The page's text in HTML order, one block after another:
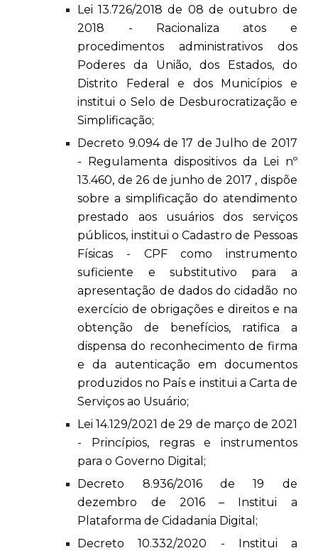
Lei 13.726/2018 de 08 de outubro de
2018 - Racionaliza atos e
procedimentos administrativos dos
Poderes da União, dos Estados, do
Distrito Federal e dos Municípios e
institui o Selo de Desburocratização e
Simplificação;
Decreto 9.094 de 17 de Julho de 2017
- Regulamenta dispositivos da Lei nº
13.460, de 26 de junho de 2017 , dispõe
sobre a simplificação do atendimento
prestado aos usuários dos serviços
públicos, institui o Cadastro de Pessoas
Físicas - CPF como instrumento
suficiente e substitutivo para a
apresentação de dados do cidadão no
exercício de obrigações e direitos e na
obtenção de benefícios, ratifica a
dispensa do reconhecimento de firma
e da autenticação em documentos
produzidos no País e institui a Carta de
Serviços ao Usuário;
Lei 14.129/2021 de 29 de março de 2021
- Princípios, regras e instrumentos
para o Governo Digital;
Decreto 8.936/2016 de 19 de
dezembro de 2016 – Institui a
Plataforma de Cidadania Digital;
Decreto 10.332/2020 - Institui a